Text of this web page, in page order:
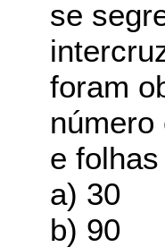
se
foram
e
a) 30
b) 90